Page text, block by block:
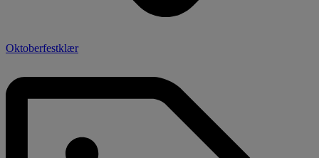
Oktoberfestklær